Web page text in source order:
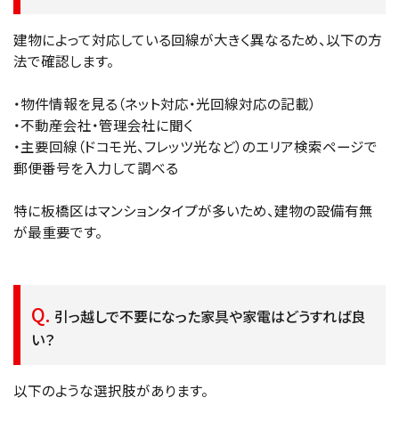
建物によって対応している回線が大きく異なるため、以下の方
法で確認します。
・物件情報を見る（ネット対応・光回線対応の記載）
・不動産会社・管理会社に聞く
・主要回線（ドコモ光、フレッツ光など）のエリア検索ページで
郵便番号を入力して調べる
特に板橋区はマンションタイプが多いため、建物の設備有無
が最重要です。
引っ越しで不要になった家具や家電はどうすれば良
い？
以下のような選択肢があります。